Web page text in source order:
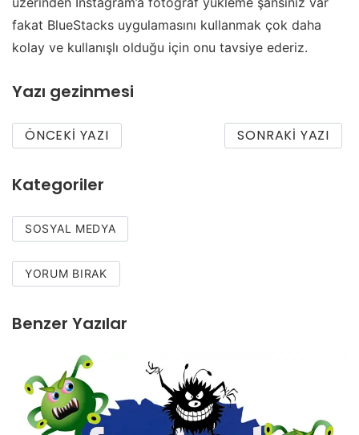
fakat BlueStacks uygulamasını kullanmak çok daha
kolay ve kullanışlı olduğu için onu tavsiye ederiz.
Yazı gezinmesi
ÖNCEKI YAZI SONRAKI YAZI
Kategoriler
SOSYAL MEDYA
YORUM BIRAK
Benzer Yazılar